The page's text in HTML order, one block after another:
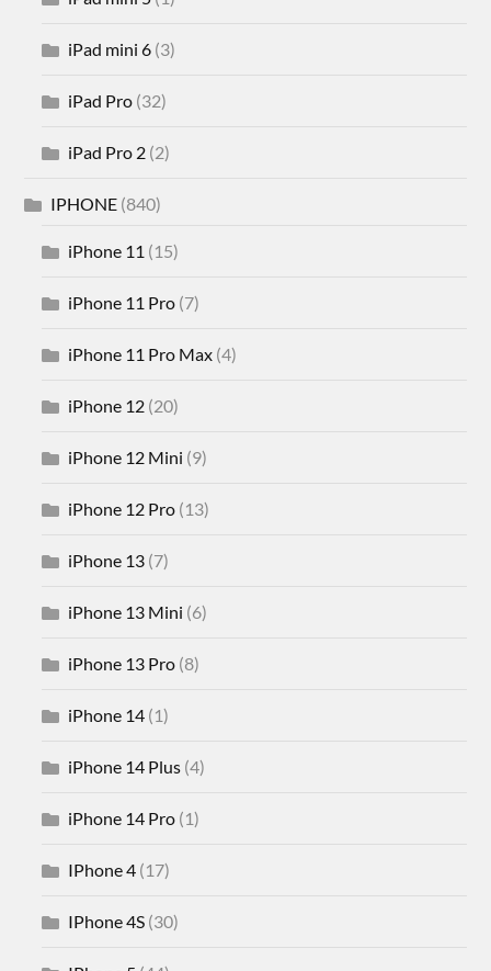
iPad mini 6 (3)
iPad Pro (32)
iPad Pro 2 (2)
IPHONE (840)
iPhone 11 (15)
iPhone 11 Pro (7)
iPhone 11 Pro Max (4)
iPhone 12 (20)
iPhone 12 Mini (9)
iPhone 12 Pro (13)
iPhone 13 (7)
iPhone 13 Mini (6)
iPhone 13 Pro (8)
iPhone 14 (1)
iPhone 14 Plus (4)
iPhone 14 Pro (1)
IPhone 4 (17)
IPhone 4S (30)